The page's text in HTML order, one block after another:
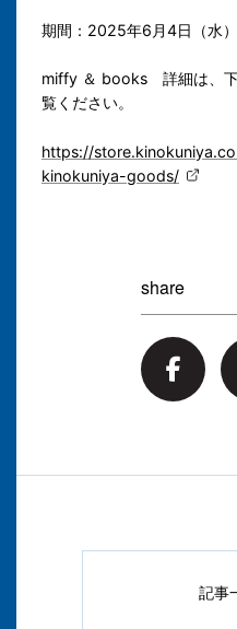
期間：2025年6月4日（水
miffy ＆ books 詳細は、
覧ください。
https://
kinokuniya-goods/
share
記事